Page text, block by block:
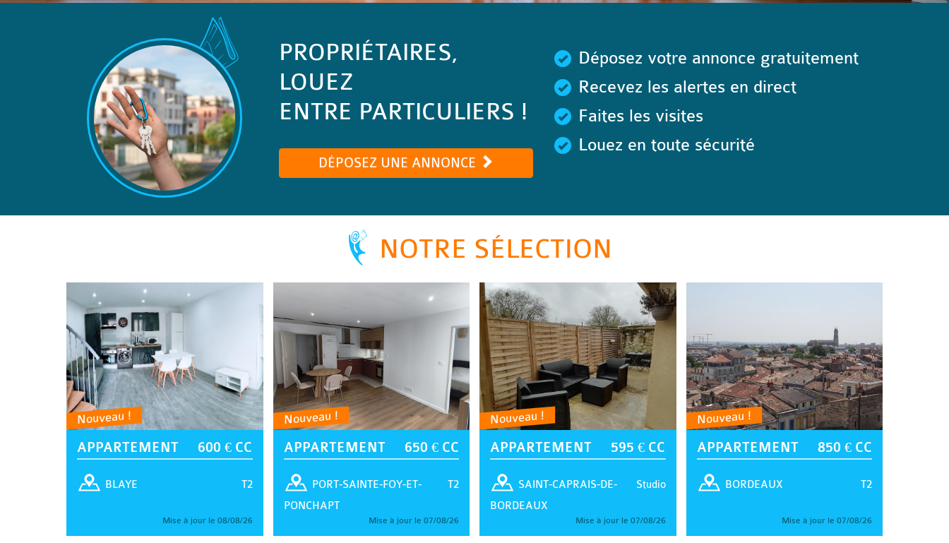
PROPRIÉTAIRES,
LOUEZ
ENTRE PARTICULIERS !
DÉPOSEZ UNE ANNONCE
Déposez votre annonce gratuitement
Recevez les alertes en direct
Faites les visites
Louez en toute sécurité
NOTRE SÉLECTION
Nouveau !
APPARTEMENT 600 € CC
T2
BLAYE
Mise à jour le 08/08/26
Nouveau !
APPARTEMENT 650 € CC
T2
PORT-SAINTE-FOY-ET-
PONCHAPT
Mise à jour le 07/08/26
Nouveau !
APPARTEMENT 595 € CC
Studio
SAINT-CAPRAIS-DE-
BORDEAUX
Mise à jour le 07/08/26
Nouveau !
APPARTEMENT 850 € CC
T2
BORDEAUX
Mise à jour le 07/08/26